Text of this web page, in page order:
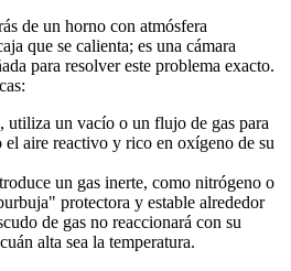
de un horno con atmósfera
que se calienta; es una cámara
para resolver este problema exacto.
utiliza un vacío o un flujo de gas para
aire reactivo y rico en oxígeno de su
un gas inerte, como nitrógeno o
protectora y estable alrededor
de gas no reaccionará con su
alta sea la temperatura.